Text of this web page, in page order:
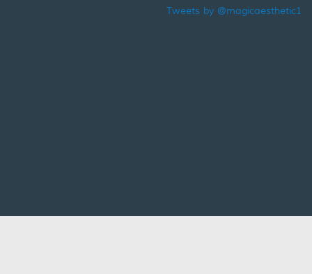
Tweets by @magicaesthetic1